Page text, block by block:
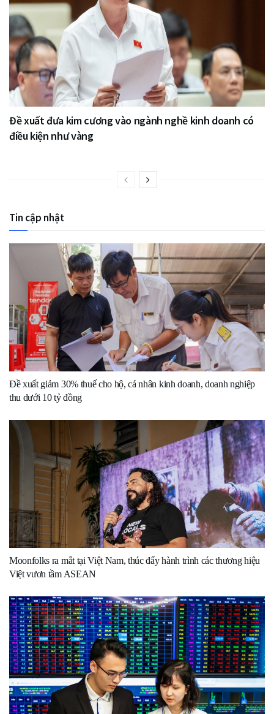
Đề xuất đưa kim cương vào ngành nghề kinh doanh có
điều kiện như vàng
Tin cập nhật
Đề xuất giảm 30% thuế cho hộ, cá nhân kinh doanh, doanh nghiệp
thu dưới 10 tỷ đồng
Moonfolks ra mắt tại Việt Nam, thúc đẩy hành trình các thương hiệu
Việt vươn tầm ASEAN